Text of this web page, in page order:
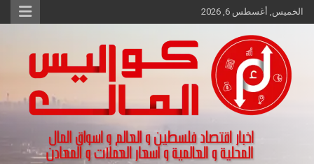
Skip
to
الخميس, أغسطس 6, 2026